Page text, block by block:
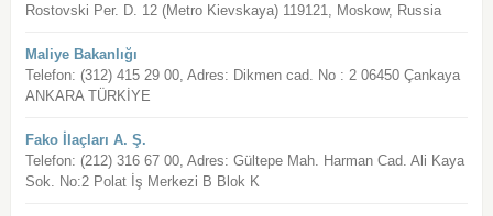
Rostovski Per. D. 12 (Metro Kievskaya) 119121, Moskow, Russia
Maliye Bakanlığı
Telefon: (312) 415 29 00, Adres: Dikmen cad. No : 2 06450 Çankaya
ANKARA TÜRKİYE
Fako İlaçları A. Ş.
Telefon: (212) 316 67 00, Adres: Gültepe Mah. Harman Cad. Ali Kaya
Sok. No:2 Polat İş Merkezi B Blok K